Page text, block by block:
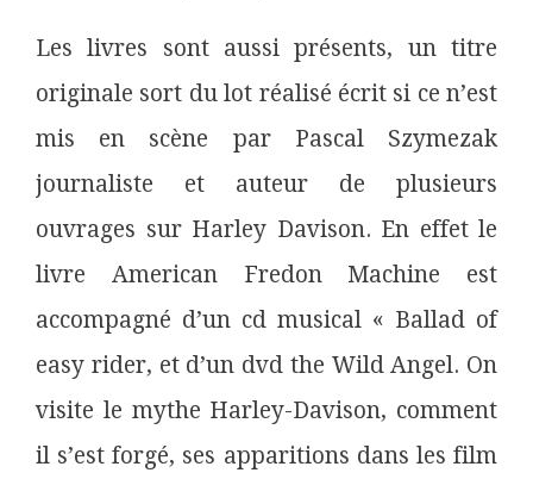
Les livres sont aussi présents, un titre
originale sort du lot réalisé écrit si ce n’est
mis en scène par Pascal Szymezak
journaliste et auteur de plusieurs
ouvrages sur Harley Davison. En effet le
livre American Fredon Machine est
accompagné d’un cd musical « Ballad of
easy rider, et d’un dvd the Wild Angel. On
visite le mythe Harley-Davison, comment
il s’est forgé, ses apparitions dans les film